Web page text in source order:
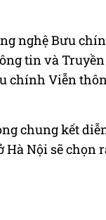
nghệ Bưu
tin và
chính Viễn
chung kết
Hà Nội sẽ chọn